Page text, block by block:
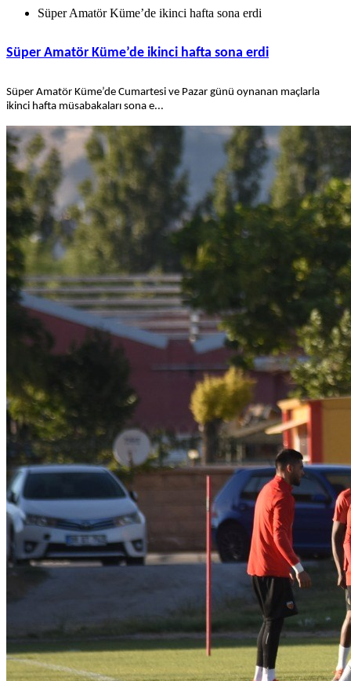
Süper Amatör Küme’de ikinci hafta sona erdi
Süper Amatör Küme’de ikinci hafta sona erdi
Süper Amatör Küme’de Cumartesi ve Pazar günü oynanan maçlarla
ikinci hafta müsabakaları sona e...